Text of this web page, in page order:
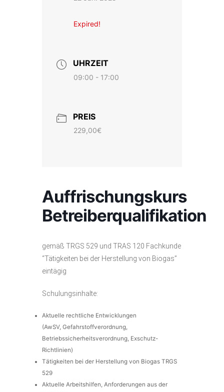
Expired!
UHRZEIT
09:00 - 17:00
PREIS
229,00€
Auffrischungskurs
Betreiberqualifikation
gemäß TRGS 529 und TRAS 120 Fachkunde
“Tätigkeiten bei der Herstellung von Biogas”
eintägig
Schulungsinhalte:
Aktuelle rechtliche Entwicklungen
(AwSV, Gefahrstoffverordnung,
Betriebssicherheitsverordnung, Exschutz-
Richtlinien)
Tätigkeiten bei der Herstellung von Biogas TRGS
529
Aktuelle Arbeitshilfen, Anforderungen aus der